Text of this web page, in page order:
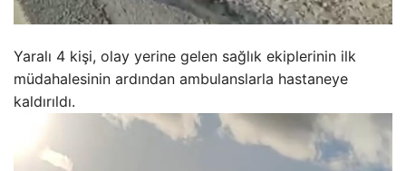
Yaralı 4 kişi, olay yerine gelen sağlık ekiplerinin ilk
müdahalesinin ardından ambulanslarla hastaneye
kaldırıldı.